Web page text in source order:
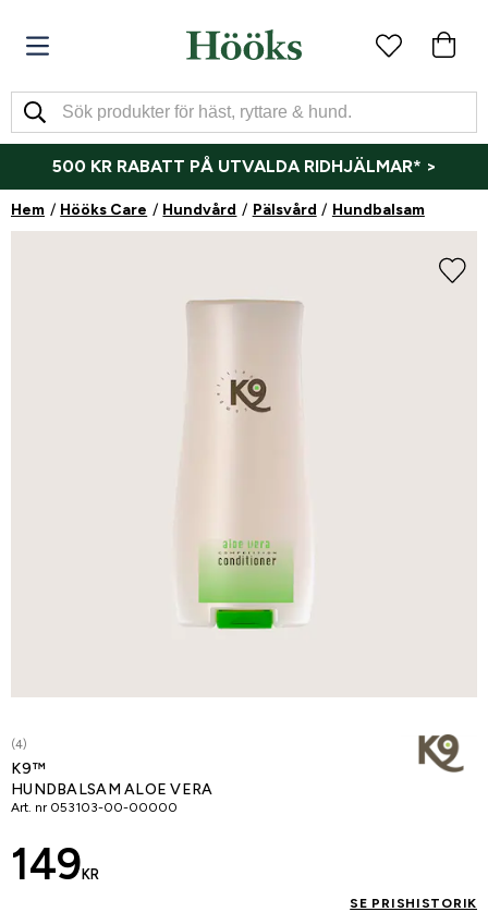
500 KR RABATT PÅ UTVALDA RIDHJÄLMAR* >
Hem Hööks Care Hundvård Pälsvård Hundbalsam
(4)
K9™
HUNDBALSAM ALOE VERA
Art. nr 053103-00-00000
149 KR
SE PRISHISTORIK